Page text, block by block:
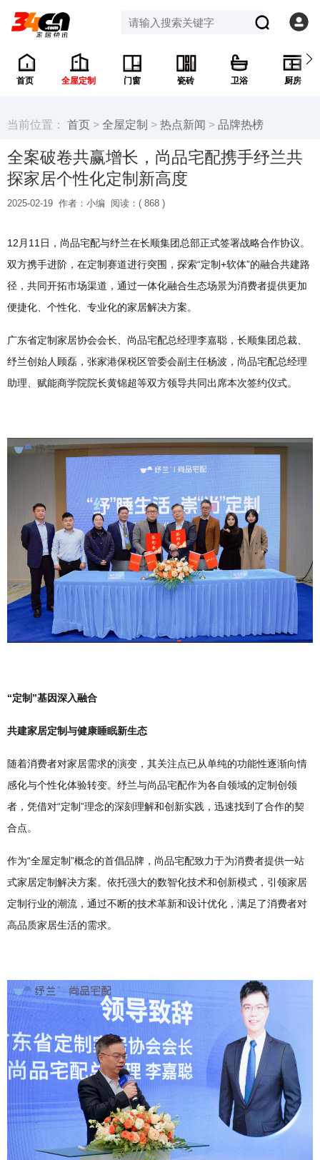
首页 全屋定制 门窗 瓷砖 卫浴 厨房
当前位置： 首页 > 全屋定制 > 热点新闻 > 品牌热榜
全案破卷共赢增长，尚品宅配携手纾兰共
探家居个性化定制新高度
2025-02-19 作者：小编 阅读：( 868 )
12月11日，尚品宅配与纾兰在长顺集团总部正式签署战略合作协议。
双方携手进阶，在定制赛道进行突围，探索“定制+软体”的融合共建路
径，共同开拓市场渠道，通过一体化融合生态场景为消费者提供更加
便捷化、个性化、专业化的家居解决方案。
广东省定制家居协会会长、尚品宅配总经理李嘉聪，长顺集团总裁、
纾兰创始人顾磊，张家港保税区管委会副主任杨波，尚品宅配总经理
助理、赋能商学院院长黄锦超等双方领导共同出席本次签约仪式。
“定制”基因深入融合
共建家居定制与健康睡眠新生态
随着消费者对家居需求的演变，其关注点已从单纯的功能性逐渐向情
感化与个性化体验转变。纾兰与尚品宅配作为各自领域的定制创领
者，凭借对“定制”理念的深刻理解和创新实践，迅速找到了合作的契
合点。
作为“全屋定制”概念的首倡品牌，尚品宅配致力于为消费者提供一站
式家居定制解决方案。依托强大的数智化技术和创新模式，引领家居
定制行业的潮流，通过不断的技术革新和设计优化，满足了消费者对
高品质家居生活的需求。